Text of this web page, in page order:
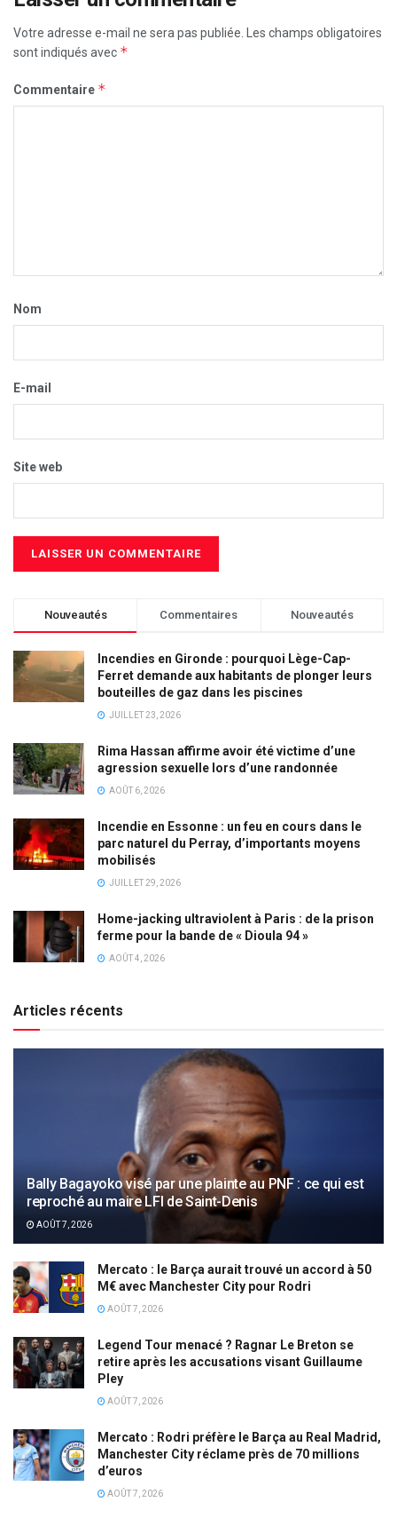
Votre adresse e-mail ne sera pas publiée. Les champs obligatoires
sont indiqués avec *
Commentaire *
Nom
E-mail
Site web
Nouveautés Commentaires Nouveautés
Incendies en Gironde : pourquoi Lège-Cap-
Ferret demande aux habitants de plonger leurs
bouteilles de gaz dans les piscines
JUILLET 23, 2026
Rima Hassan affirme avoir été victime d’une
agression sexuelle lors d’une randonnée
AOÛT 6, 2026
Incendie en Essonne : un feu en cours dans le
parc naturel du Perray, d’importants moyens
mobilisés
JUILLET 29, 2026
Home-jacking ultraviolent à Paris : de la prison
ferme pour la bande de « Dioula 94 »
AOÛT 4, 2026
Articles récents
Bally Bagayoko visé par une plainte au PNF : ce qui est
reproché au maire LFI de Saint-Denis
AOÛT 7, 2026
Mercato : le Barça aurait trouvé un accord à 50
M€ avec Manchester City pour Rodri
AOÛT 7, 2026
Legend Tour menacé ? Ragnar Le Breton se
retire après les accusations visant Guillaume
Pley
AOÛT 7, 2026
Mercato : Rodri préfère le Barça au Real Madrid,
Manchester City réclame près de 70 millions
d’euros
AOÛT 7, 2026